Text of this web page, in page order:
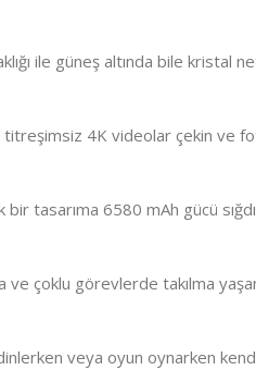
ile güneş altında bile kristal
4K videolar çekin ve
6580 mAh gücü
çoklu görevlerde takılma
veya oyun oynarken